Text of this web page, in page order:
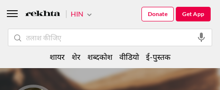
HIN Get App
Donate
शायर शेर शब्दकोश वीडियो ई-पुस्तक